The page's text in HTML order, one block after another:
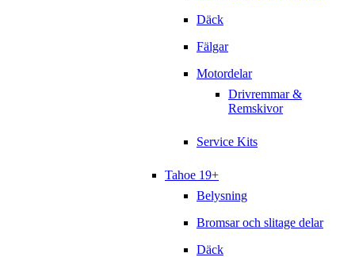
Däck
Fälgar
Motordelar
Drivremmar &
Remskivor
Service Kits
Tahoe 19+
Belysning
Bromsar och slitage delar
Däck